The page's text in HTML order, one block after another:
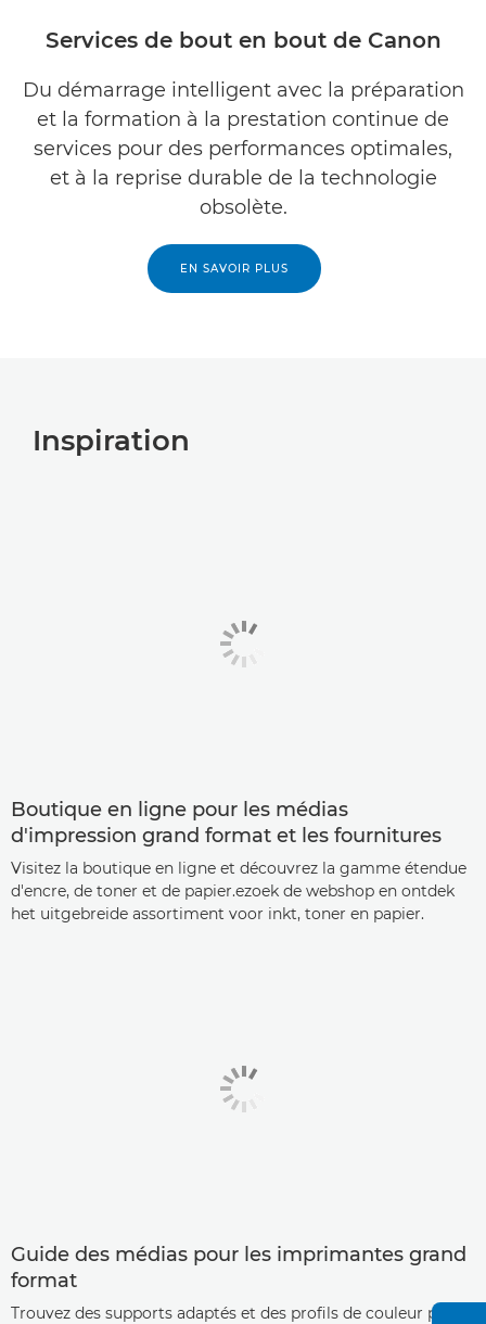
Services de bout en bout de Canon
Du démarrage intelligent avec la préparation
et la formation à la prestation continue de
services pour des performances optimales,
et à la reprise durable de la technologie
obsolète.
EN SAVOIR PLUS
Inspiration
Boutique en ligne pour les médias
d'impression grand format et les fournitures
Visitez la boutique en ligne et découvrez la gamme étendue
d'encre, de toner et de papier.ezoek de webshop en ontdek
het uitgebreide assortiment voor inkt, toner en papier.
Guide des médias pour les imprimantes grand
format
Trouvez des supports adaptés et des profils de couleur pour